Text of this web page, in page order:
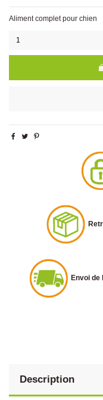
Aliment complet pour chien
Envoi de
Description